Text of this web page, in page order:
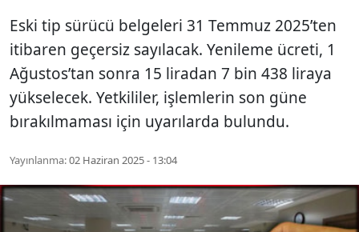
Eski tip sürücü belgeleri 31 Temmuz 2025’ten
itibaren geçersiz sayılacak. Yenileme ücreti, 1
Ağustos’tan sonra 15 liradan 7 bin 438 liraya
yükselecek. Yetkililer, işlemlerin son güne
bırakılmaması için uyarılarda bulundu.
Yayınlanma:02 Haziran 2025 - 13:04